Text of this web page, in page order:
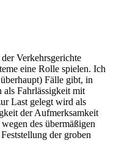
Verkehrsgerichte
eine Rolle spielen. Ich
Fälle gibt, in
als Fahrlässigkeit mit
Last gelegt wird als
der Aufmerksamkeit
des übermäßigen
der groben